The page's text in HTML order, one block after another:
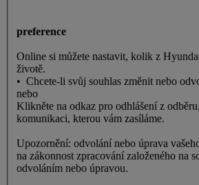
preference
Online si můžete nastavit, kolik z
životě.
• Chcete-li svůj souhlas změnit nebo
nebo
Klikněte na odkaz pro odhlášení z
komunikaci, kterou vám zasíláme.
Upozornění: odvolání nebo úprava
na zákonnost zpracování založeného na
odvoláním nebo úpravou.